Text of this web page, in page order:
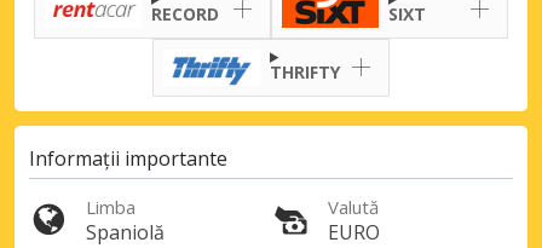
RECORD SIXT
THRIFTY
Informații importante
Limba
Spaniolă
Valută
EURO